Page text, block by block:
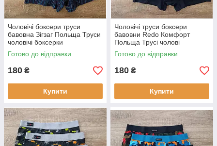
Чоловічі боксери труси
бавовна Зігзаг Польща Труси
чоловічі боксерки
Готово до відправки
180 ₴
Купити
Чоловічі труси боксери
бавовни Redo Комфорт
Польща Трусі чолові
боксерки
Готово до відправки
180 ₴
Купити